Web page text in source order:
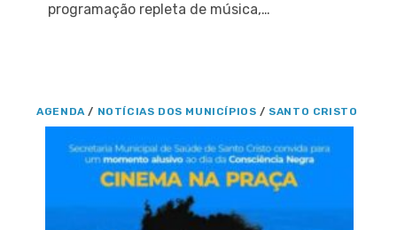
programação repleta de música,…
AGENDA/ NOTÍCIAS DOS MUNICÍPIOS / SANTO CRISTO